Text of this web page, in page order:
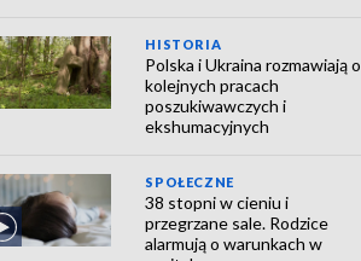
HISTORIA
Polska i Ukraina rozmawiają o
kolejnych pracach
poszukiwawczych i
ekshumacyjnych
SPOŁECZNE
38 stopni w cieniu i
przegrzane sale. Rodzice
alarmują o warunkach w